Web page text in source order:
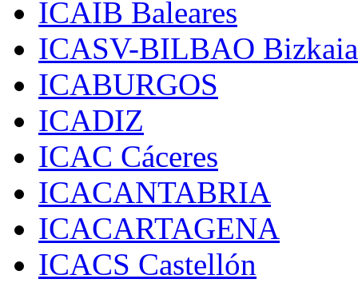
ICAIB Baleares
ICASV-BILBAO Bizkaia
ICABURGOS
ICADIZ
ICAC Cáceres
ICACANTABRIA
ICACARTAGENA
ICACS Castellón